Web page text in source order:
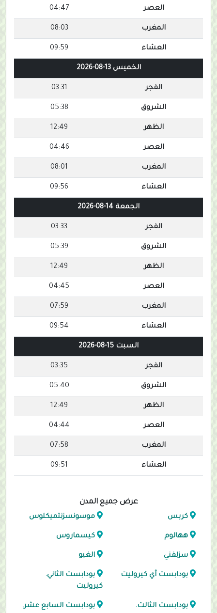
العصر 04:47
المغرب 08:03
العشاء 09:59
الخميس 13-08-2026
الفجر 03:31
الشروق 05:38
الظهر 12:49
العصر 04:46
المغرب 08:01
العشاء 09:56
الجمعة 14-08-2026
الفجر 03:33
الشروق 05:39
الظهر 12:49
العصر 04:45
المغرب 07:59
العشاء 09:54
السبت 15-08-2026
الفجر 03:35
الشروق 05:40
الظهر 12:49
العصر 04:44
المغرب 07:58
العشاء 09:51
عرض جميع المدن
كربس موسونسزنتميكلوس
ههالوم كيسماروس
سزلفني الغيو
بودابست آي كيروليت
بودابست الثاني.
كيروليت
بودابست الثالث.
بودابست السابع عشر.